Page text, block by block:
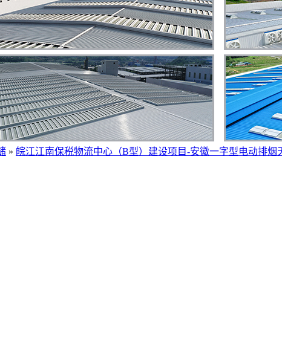
» 皖江江南保税物流中心（B型）建设项目-安徽一字型电动排烟